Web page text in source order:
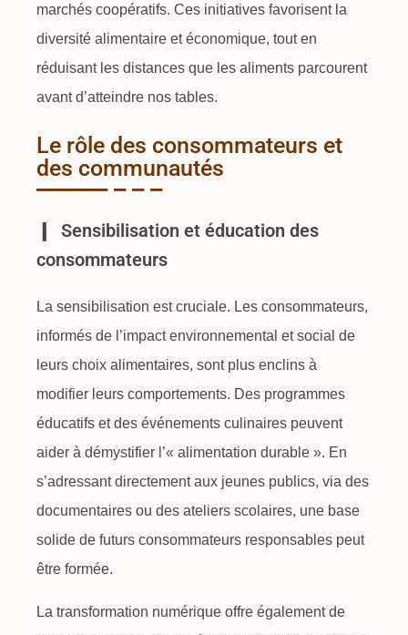
marchés coopératifs. Ces initiatives favorisent la
diversité alimentaire et économique, tout en
réduisant les distances que les aliments parcourent
avant d’atteindre nos tables.
Le rôle des consommateurs et
des communautés
Sensibilisation et éducation des
consommateurs
La sensibilisation est cruciale. Les consommateurs,
informés de l’impact environnemental et social de
leurs choix alimentaires, sont plus enclins à
modifier leurs comportements. Des programmes
éducatifs et des événements culinaires peuvent
aider à démystifier l’« alimentation durable ». En
s’adressant directement aux jeunes publics, via des
documentaires ou des ateliers scolaires, une base
solide de futurs consommateurs responsables peut
être formée.
La transformation numérique offre également de